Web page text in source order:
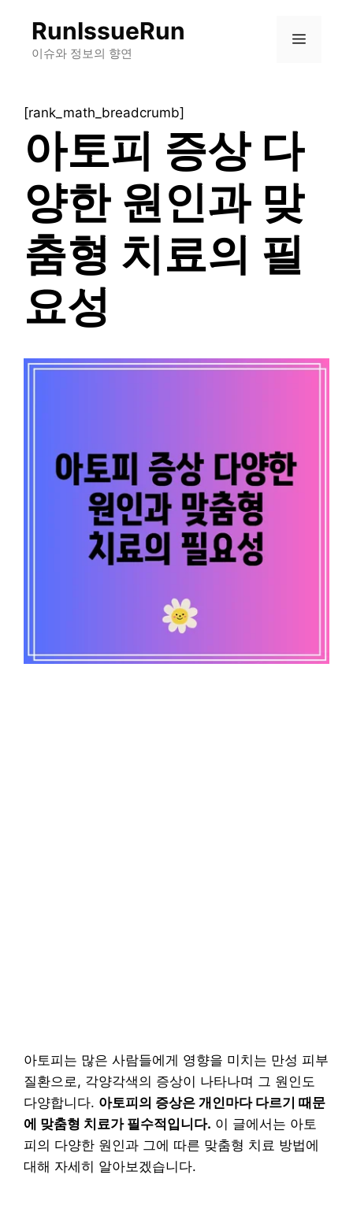
RunIssueRun
이슈와 정보의 향연
메
[rank_math_breadcrumb]
아토피 증상 다
양한 원인과 맞
춤형 치료의 필
요성
아토피는 많은 사람들에게 영향을 미치는 만성 피부
질환으로, 각양각색의 증상이 나타나며 그 원인도
다양합니다. 아토피의 증상은 개인마다 다르기 때문
에 맞춤형 치료가 필수적입니다. 이 글에서는 아토
피의 다양한 원인과 그에 따른 맞춤형 치료 방법에
대해 자세히 알아보겠습니다.